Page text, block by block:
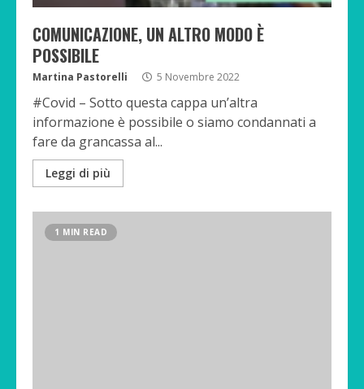
COMUNICAZIONE, UN ALTRO MODO È
POSSIBILE
Martina Pastorelli 5 Novembre 2022
#Covid – Sotto questa cappa un’altra
informazione è possibile o siamo condannati a
fare da grancassa al...
Leggi di più
1 MIN READ